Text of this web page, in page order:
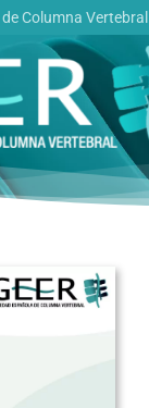
Columna Vertebral